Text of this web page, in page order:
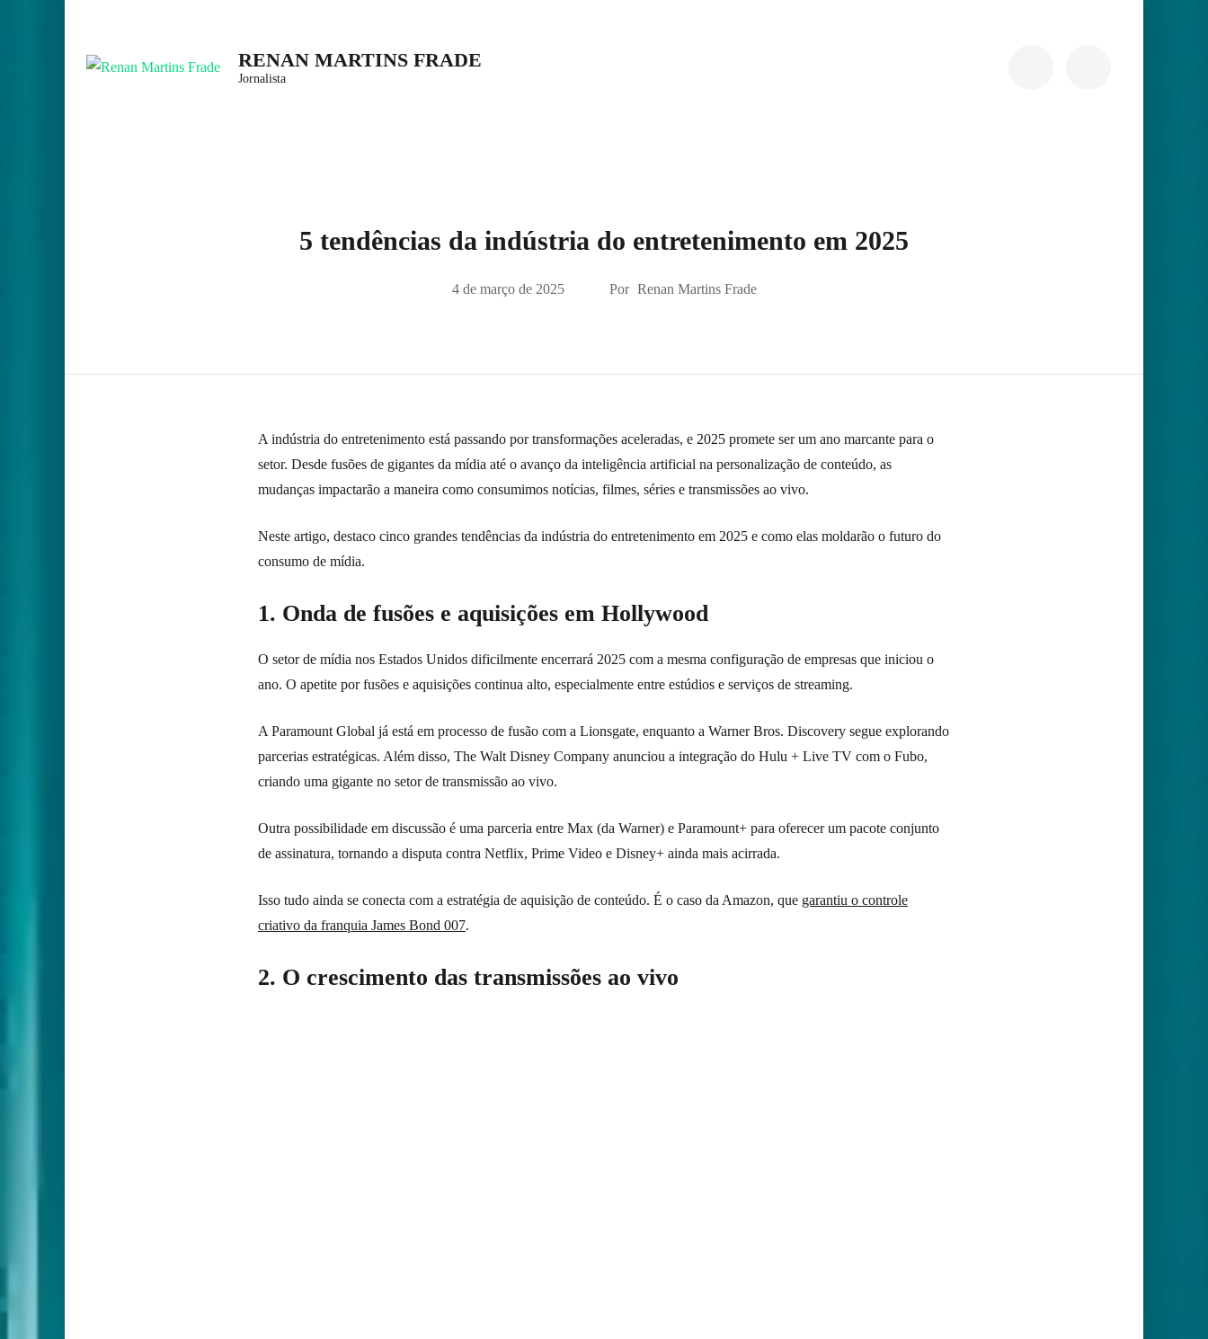
content
RENAN MARTINS FRADE
Jornalista
5 tendências da indústria do entretenimento em 2025
4 de março de 2025 Por Renan Martins Frade
A indústria do entretenimento está passando por transformações aceleradas, e 2025 promete ser um ano marcante para o
setor. Desde fusões de gigantes da mídia até o avanço da inteligência artificial na personalização de conteúdo, as
mudanças impactarão a maneira como consumimos notícias, filmes, séries e transmissões ao vivo.
Neste artigo, destaco cinco grandes tendências da indústria do entretenimento em 2025 e como elas moldarão o futuro do
consumo de mídia.
1. Onda de fusões e aquisições em Hollywood
O setor de mídia nos Estados Unidos dificilmente encerrará 2025 com a mesma configuração de empresas que iniciou o
ano. O apetite por fusões e aquisições continua alto, especialmente entre estúdios e serviços de streaming.
A Paramount Global já está em processo de fusão com a Lionsgate, enquanto a Warner Bros. Discovery segue explorando
parcerias estratégicas. Além disso, The Walt Disney Company anunciou a integração do Hulu + Live TV com o Fubo,
criando uma gigante no setor de transmissão ao vivo.
Outra possibilidade em discussão é uma parceria entre Max (da Warner) e Paramount+ para oferecer um pacote conjunto
de assinatura, tornando a disputa contra Netflix, Prime Video e Disney+ ainda mais acirrada.
Isso tudo ainda se conecta com a estratégia de aquisição de conteúdo. É o caso da Amazon, que garantiu o controle
criativo da franquia James Bond 007.
2. O crescimento das transmissões ao vivo